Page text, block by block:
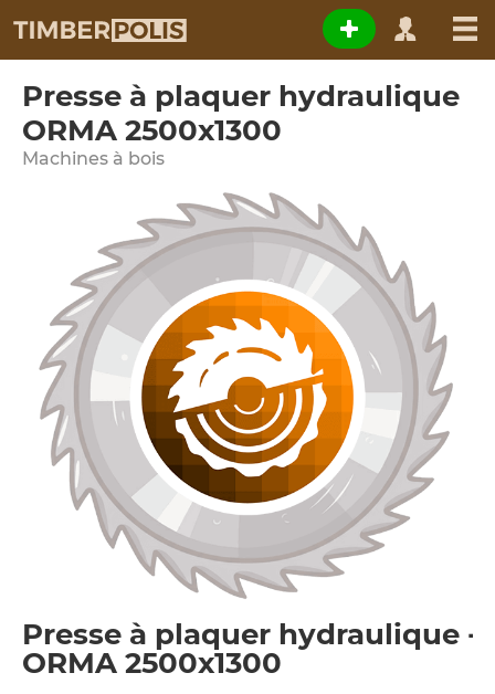
Presse à plaquer hydraulique
ORMA 2500x1300
Machines à bois
Presse à plaquer hydraulique -
ORMA 2500x1300